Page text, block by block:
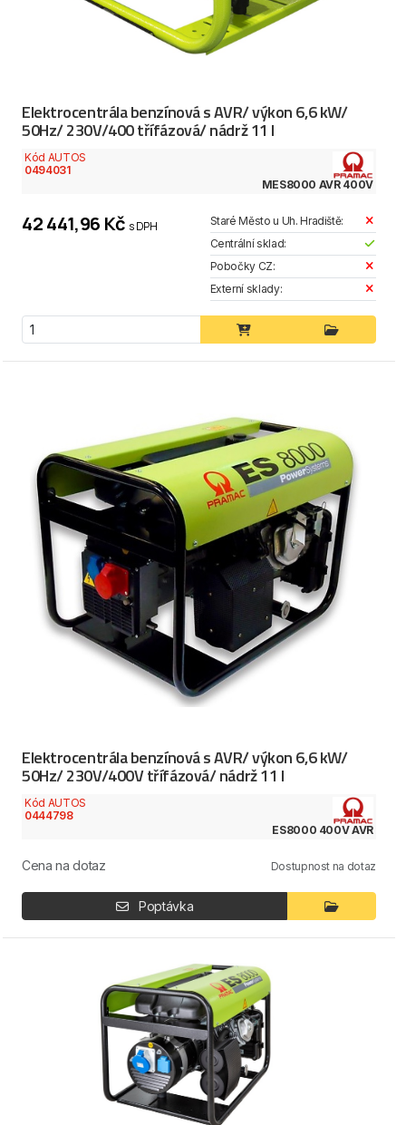
Elektrocentrála benzínová s AVR/ výkon 6,6 kW/
50Hz/ 230V/400 třífázová/ nádrž 11 l
Kód AUTOS
0494031
MES8000 AVR 400V
42 441,96 Kč s DPH
Staré Město u Uh. Hradiště:
Centrální sklad:
Pobočky CZ:
Externí sklady:
Elektrocentrála benzínová s AVR/ výkon 6,6 kW/
50Hz/ 230V/400V třífázová/ nádrž 11 l
Kód AUTOS
0444798
ES8000 400V AVR
Cena na dotaz Dostupnost na dotaz
Poptávka